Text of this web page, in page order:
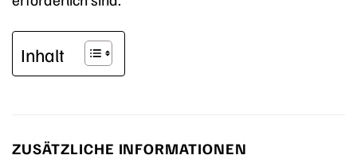
Inhalt
ZUSÄTZLICHE INFORMATIONEN